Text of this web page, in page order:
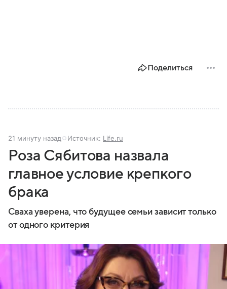
Поделиться
21 минуту назад Источник: Life.ru
Роза Сябитова назвала
главное условие крепкого
брака
Сваха уверена, что будущее семьи зависит только
от одного критерия